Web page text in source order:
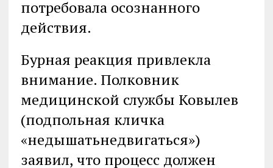
потребовала осознанного
действия.
Бурная реакция привлекла
внимание. Полковник
медицинской службы Ковылев
(подпольная кличка
«недышатьнедвигаться»)
заявил, что процесс должен